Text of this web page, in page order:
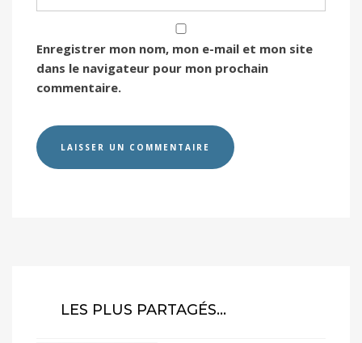
Enregistrer mon nom, mon e-mail et mon site
dans le navigateur pour mon prochain
commentaire.
LES PLUS PARTAGÉS…